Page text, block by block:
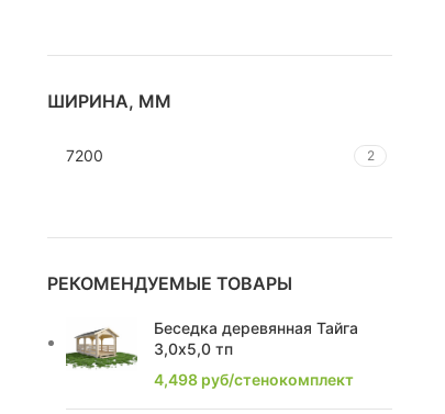
1,81
2,28
2,85
2,4
ШИРИНА, ММ
7200 2
РЕКОМЕНДУЕМЫЕ ТОВАРЫ
Беседка деревянная Тайга
3,0х5,0 тп
4,498 руб/стенокомплект